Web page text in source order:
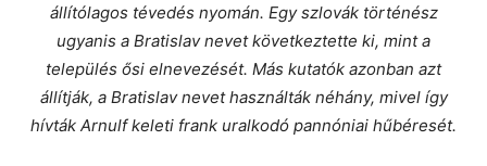
állítólagos tévedés nyomán. Egy szlovák történész
ugyanis a Bratislav nevet következtette ki, mint a
település ősi elnevezését. Más kutatók azonban azt
állítják, a Bratislav nevet használták néhány, mivel így
hívták Arnulf keleti frank uralkodó pannóniai hűbéresét.